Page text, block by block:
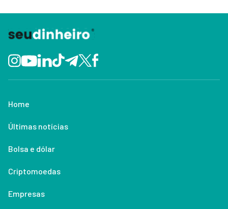
Home
Últimas notícias
Bolsa e dólar
Criptomoedas
Empresas